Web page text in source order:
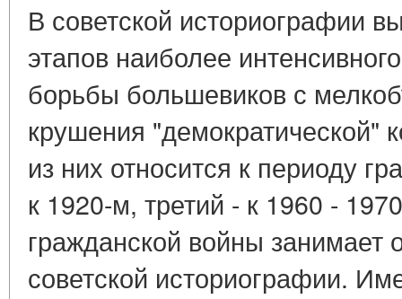
В советской историографии
этапов наиболее
борьбы большевиков с
крушения "демократической"
из них относится к периоду
к 1920-м, третий - к 1960 -
гражданской войны занимает
советской историографии.